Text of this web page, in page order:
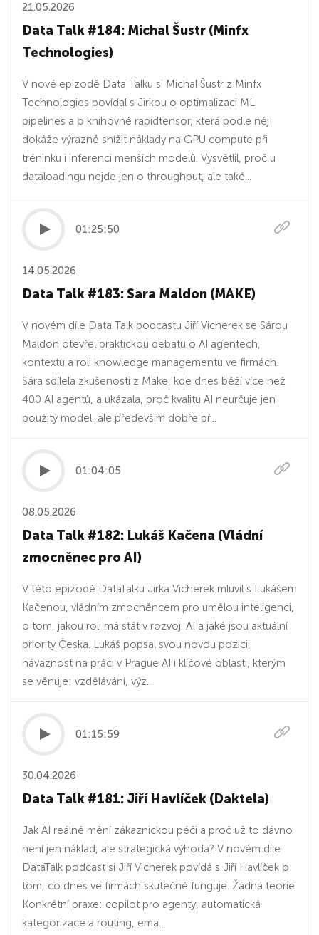
21.05.2026
Data Talk #184: Michal Šustr (Minfx
Technologies)
V nové epizodě Data Talku si Michal Šustr z Minfx
Technologies povídal s Jirkou o optimalizaci ML
pipelines a o knihovně rapidtensor, která podle něj
dokáže výrazně snížit náklady na GPU compute při
tréninku i inferenci menších modelů. Vysvětlil, proč u
dataloadingu nejde jen o throughput, ale také...
01:25:50
14.05.2026
Data Talk #183: Sara Maldon (MAKE)
V novém díle Data Talk podcastu Jiří Vicherek se Sárou
Maldon otevřel praktickou debatu o AI agentech,
kontextu a roli knowledge managementu ve firmách.
Sára sdílela zkušenosti z Make, kde dnes běží více než
400 AI agentů, a ukázala, proč kvalitu AI neurčuje jen
použitý model, ale především dobře př...
01:04:05
08.05.2026
Data Talk #182: Lukáš Kačena (Vládní
zmocněnec pro AI)
V této epizodě DataTalku Jirka Vicherek mluvil s Lukášem
Kačenou, vládním zmocněncem pro umělou inteligenci,
o tom, jakou roli má stát v rozvoji AI a jaké jsou aktuální
priority Česka. Lukáš popsal svou novou pozici,
návaznost na práci v Prague AI i klíčové oblasti, kterým
se věnuje: vzdělávání, výz...
01:15:59
30.04.2026
Data Talk #181: Jiří Havlíček (Daktela)
Jak AI reálně mění zákaznickou péči a proč už to dávno
není jen náklad, ale strategická výhoda? V novém díle
DataTalk podcast si Jiří Vicherek povídá s Jiří Havlíček o
tom, co dnes ve firmách skutečně funguje. Žádná teorie.
Konkrétní praxe: copilot pro agenty, automatická
kategorizace a routing, ema...